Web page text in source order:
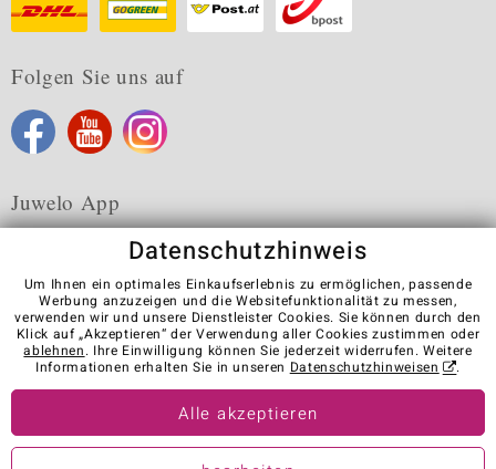
Folgen Sie uns auf
Juwelo App
Karriere AGB Datenschutz Cookies
Impressum
Kontakt
Vertrag widerrufen
Visit our stores in other countries:
© Juwelo Deutschland GmbH (ein Tochterunternehmen der elumeo
Datenschutzhinweis
Um Ihnen ein optimales Einkaufserlebnis zu ermöglichen, passende
Werbung anzuzeigen und die Websitefunktionalität zu messen,
verwenden wir und unsere Dienstleister Cookies. Sie können durch den
Klick auf „Akzeptieren“ der Verwendung aller Cookies zustimmen oder
ablehnen. Ihre Einwilligung können Sie jederzeit widerrufen. Weitere
Informationen erhalten Sie in unseren Datenschutzhinweisen .
Alle akzeptieren